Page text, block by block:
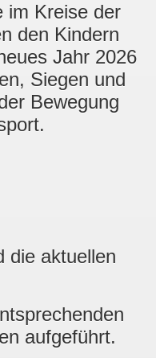
im Kreise der
den Kindern
Jahr 2026
Siegen und
Bewegung
die aktuellen
aufgeführt.